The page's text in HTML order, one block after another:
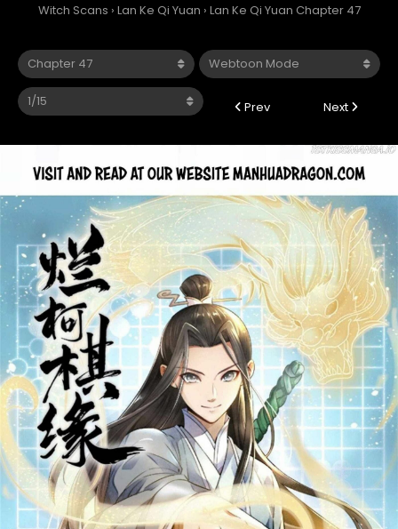
Witch Scans › Lan Ke Qi Yuan › Lan Ke Qi Yuan Chapter 47
Prev Next